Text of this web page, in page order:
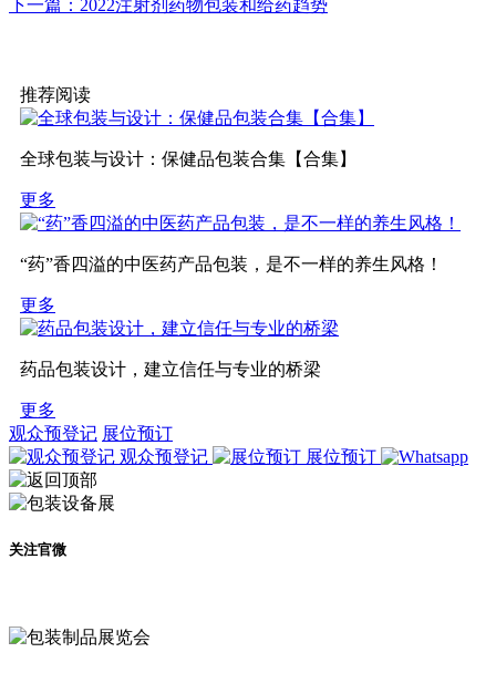
下一篇：2022注射剂药物包装和给药趋势
推荐阅读
全球包装与设计：保健品包装合集【合集】
更多
“药”香四溢的中医药产品包装，是不一样的养生风格！
更多
药品包装设计，建立信任与专业的桥梁
更多
观众预登记 展位预订
观众预登记
展位预订
关注官微